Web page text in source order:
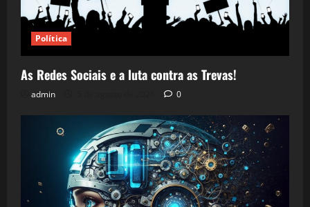
Política
As Redes Sociais e a luta contra as Trevas!
admin 0